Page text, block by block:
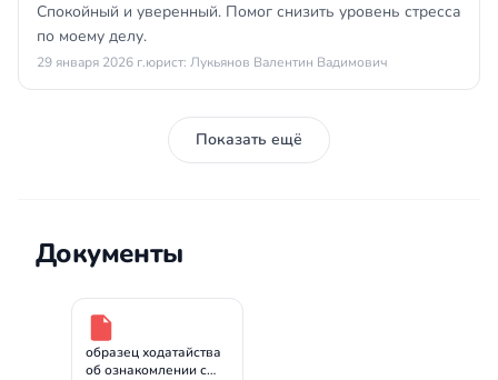
Спокойный и уверенный. Помог снизить уровень стресса
по моему делу.
29 января 2026 г.юрист: Лукьянов Валентин Вадимович
Показать ещё
Документы
образец ходатайства
об ознакомлении с